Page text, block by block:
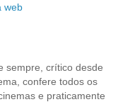
web
sempre, crítico desde
confere todos os
e praticamente